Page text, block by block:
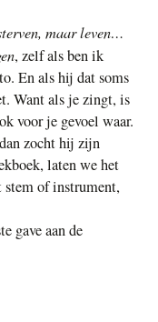
maar leven…
, zelf als ben ik
En als hij dat soms
Want als je zingt, is
voor je gevoel waar.
zocht hij zijn
laten we het
stem of instrument,
gave aan de